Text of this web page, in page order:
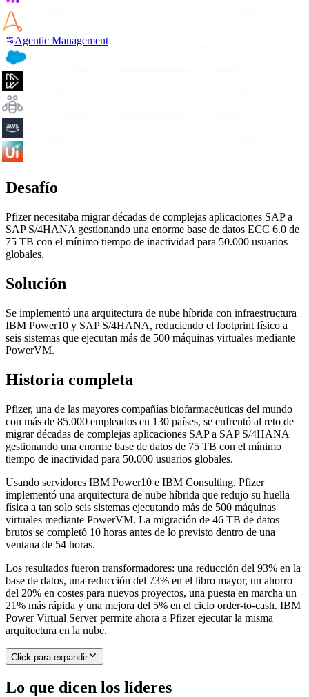
Agentic Management
Desafío
Pfizer necesitaba migrar décadas de complejas aplicaciones SAP a
SAP S/4HANA gestionando una enorme base de datos ECC 6.0 de
75 TB con el mínimo tiempo de inactividad para 50.000 usuarios
globales.
Solución
Se implementó una arquitectura de nube híbrida con infraestructura
IBM Power10 y SAP S/4HANA, reduciendo el footprint físico a
seis sistemas que ejecutan más de 500 máquinas virtuales mediante
PowerVM.
Historia completa
Pfizer, una de las mayores compañías biofarmacéuticas del mundo
con más de 85.000 empleados en 130 países, se enfrentó al reto de
migrar décadas de complejas aplicaciones SAP a SAP S/4HANA
gestionando una enorme base de datos de 75 TB con el mínimo
tiempo de inactividad para 50.000 usuarios globales.
Usando servidores IBM Power10 e IBM Consulting, Pfizer
implementó una arquitectura de nube híbrida que redujo su huella
física a tan solo seis sistemas ejecutando más de 500 máquinas
virtuales mediante PowerVM. La migración de 46 TB de datos
brutos se completó 10 horas antes de lo previsto dentro de una
ventana de 54 horas.
Los resultados fueron transformadores: una reducción del 93% en la
base de datos, una reducción del 73% en el libro mayor, un ahorro
del 20% en costes para nuevos proyectos, una puesta en marcha un
21% más rápida y una mejora del 5% en el ciclo order-to-cash. IBM
Power Virtual Server permite ahora a Pfizer ejecutar la misma
arquitectura en la nube.
Click para expandir
Lo que dicen los líderes